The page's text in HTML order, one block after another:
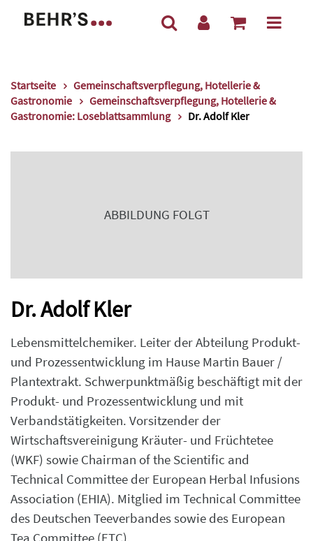
Startseite
Gemeinschaftsverpflegung, Hotellerie &
Gastronomie
Gemeinschaftsverpflegung, Hotellerie &
Gastronomie: Loseblattsammlung
Dr. Adolf Kler
ABBILDUNG FOLGT
Dr. Adolf Kler
Lebensmittelchemiker. Leiter der Abteilung Produkt-
und Prozessentwicklung im Hause Martin Bauer /
Plantextrakt. Schwerpunktmäßig beschäftigt mit der
Produkt- und Prozessentwicklung und mit
Verbandstätigkeiten. Vorsitzender der
Wirtschaftsvereinigung Kräuter- und Früchtetee
(WKF) sowie Chairman of the Scientific and
Technical Committee der European Herbal Infusions
Association (EHIA). Mitglied im Technical Committee
des Deutschen Teeverbandes sowie des European